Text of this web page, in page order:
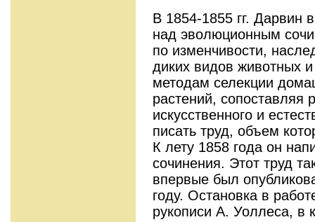
В 1854-1855 гг. Дарвин
над эволюционным
по изменчивости,
диких видов животных
методам селекции
растений, сопоставляя
искусственного и
писать труд, объем
К лету 1858 года он
сочинения. Этот труд
впервые был
году. Остановка в
рукописи А. Уоллеса, в